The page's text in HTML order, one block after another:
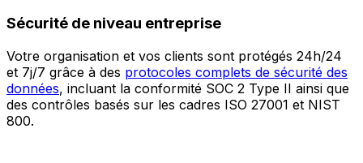
Sécurité de niveau entreprise
Votre organisation et vos clients sont protégés 24h/24
et 7j/7 grâce à des protocoles complets de sécurité des
données, incluant la conformité SOC 2 Type II ainsi que
des contrôles basés sur les cadres ISO 27001 et NIST
800.